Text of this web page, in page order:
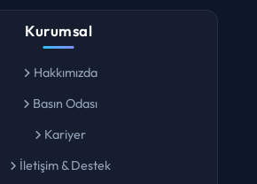
Kurumsal
Hakkımızda
Basın Odası
Kariyer
İletişim & Destek